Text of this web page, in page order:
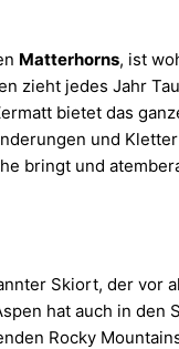
Matterhorns, ist
zieht jedes Jahr
bietet das
und
bringt und
Skiort, der vor
hat auch in den
Rocky